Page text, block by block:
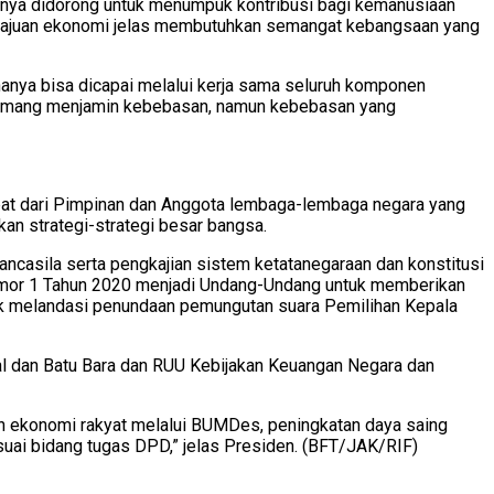
didorong untuk menumpuk kontribusi bagi kemanusiaan
ekonomi jelas membutuhkan semangat kebangsaan yang
bisa dicapai melalui kerja sama seluruh komponen
menjamin kebebasan, namun kebebasan yang
dari Pimpinan dan Anggota lembaga-lembaga negara yang
strategi-strategi besar bangsa.
serta pengkajian sistem ketatanegaraan dan konstitusi
1 Tahun 2020 menjadi Undang-Undang untuk memberikan
penundaan pemungutan suara Pemilihan Kepala
Batu Bara dan RUU Kebijakan Keuangan Negara dan
rakyat melalui BUMDes, peningkatan daya saing
bidang tugas DPD,” jelas Presiden. (BFT/JAK/RIF)